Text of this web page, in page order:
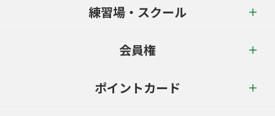
練習場・スクール
会員権
ポイントカード